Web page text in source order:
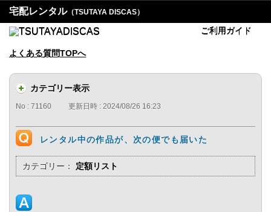
宅配レンタル（TSUTAYA DISCAS）
ご利用ガイド
よくある質問TOPへ
カテゴリー表示
No : 71160 更新日時 : 2024/08/26 16:23
レンタル中の作品が、次の便でも届いた
カテゴリー： 定額リスト